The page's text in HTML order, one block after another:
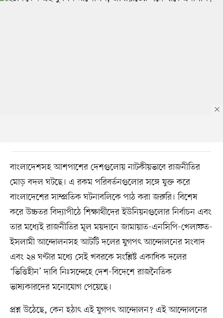
বাংলাদেশসহ আশপাশের দেশগুলোয় নাটকীয়ভাবে রাজনীতির
মোড় বদল ঘটছে। এ রকম পরিবর্তনগুলোর সঙ্গে যুক্ত করে
বাংলাদেশের সাম্প্রতিক ঘটনাবলিকে পাঠ করা জরুরি। বিশেষ
করে উচ্চতর বিদ্যাপীঠে শিক্ষার্থীদের ইউনিয়নগুলোর নির্বাচন এবং
তার মধ্যেই রাজনীতির মূল ময়দানে জামায়াত-এনসিপি-খেলাফত-
ইসলামী আন্দোলনসহ আটটি দলের যুগপৎ আন্দোলনের সংবাদ
এবং ২৪ ঘণ্টার মধ্যে সেই খবরকে সংশ্লিষ্ট একাধিক দলের
‘ভিত্তিহীন’ দাবি নিঃসন্দেহে দেশ-বিদেশে রাজনৈতিক
ভাষ্যকারদের মনোযোগ পেয়েছে।
প্রশ্ন উঠেছে, কেন হঠাৎ এই যুগপৎ আন্দোলন? এই আন্দোলনের